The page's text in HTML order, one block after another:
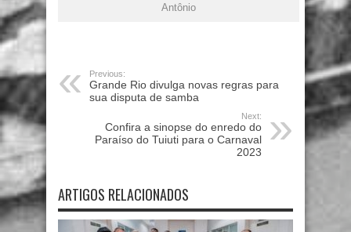
Antônio
Previous:
Grande Rio divulga novas regras para
sua disputa de samba
Next:
Confira a sinopse do enredo do
Paraíso do Tuiuti para o Carnaval
2023
ARTIGOS RELACIONADOS